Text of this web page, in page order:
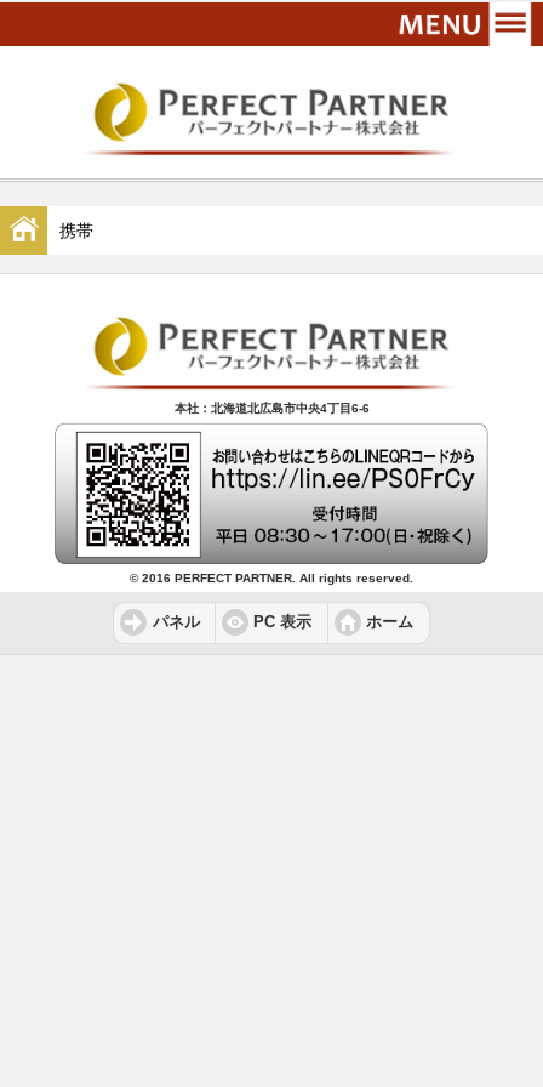
携帯
本社：北海道北広島市中央4丁目6-6
© 2016 PERFECT PARTNER. All rights reserved.
パネル PC 表示 ホーム